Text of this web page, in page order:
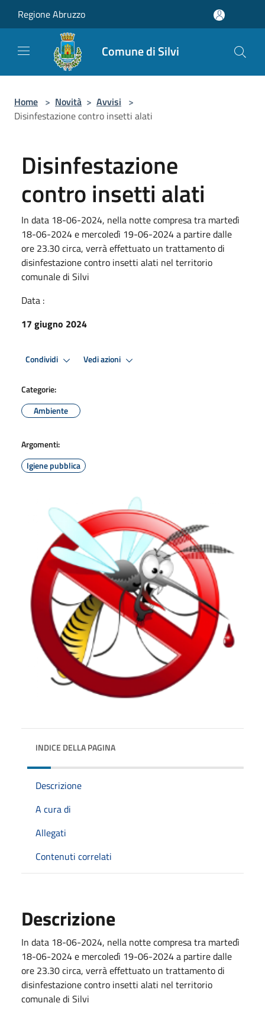
Regione Abruzzo
Comune di Silvi
Home > Novità > Avvisi >
Disinfestazione contro insetti alati
Disinfestazione
contro insetti alati
In data 18-06-2024, nella notte compresa tra martedì
18-06-2024 e mercoledì 19-06-2024 a partire dalle
ore 23.30 circa, verrà effettuato un trattamento di
disinfestazione contro insetti alati nel territorio
comunale di Silvi
Data :
17 giugno 2024
Condividi Vedi azioni
Categorie:
Ambiente
Argomenti:
Igiene pubblica
INDICE DELLA PAGINA
Descrizione
A cura di
Allegati
Contenuti correlati
Descrizione
In data 18-06-2024, nella notte compresa tra martedì
18-06-2024 e mercoledì 19-06-2024 a partire dalle
ore 23.30 circa, verrà effettuato un trattamento di
disinfestazione contro insetti alati nel territorio
comunale di Silvi